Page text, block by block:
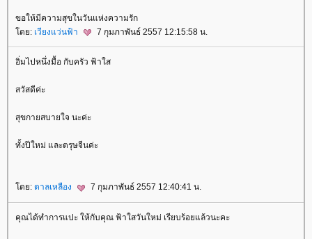
ขอให้มีความสุขในวันแห่งความรัก
ดย: เวียงแว่นฟ้า 7 กุมภาพันธ์ 2557 12:15:58 น.
อิ่มไปหนึ่งมื้อ กับครัว ฟ้าใส
สวัสดีค่ะ
สุขกายสบายใจ นะค่ะ
ทั้งปีใหม่ และตรุษจีนค่ะ
ดย: ตาลเหลือง 7 กุมภาพันธ์ 2557 12:40:41 น.
คุณได้ทำการแปะ ให้กับคุณ ฟ้าใสวันใหม่ เรียบร้อยแล้วนะคะ